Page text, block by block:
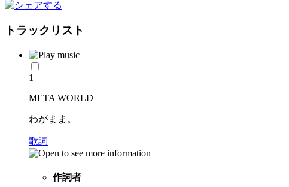
トラックリスト
1
META WORLD
わがまま。
歌詞
作詞者